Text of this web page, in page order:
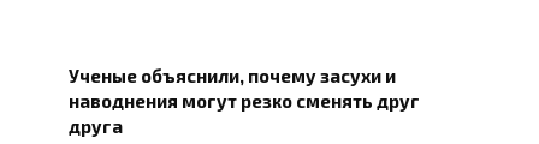
Ученые объяснили, почему засухи и
наводнения могут резко сменять друг
друга